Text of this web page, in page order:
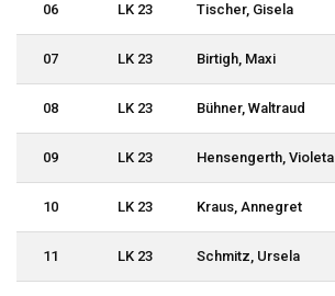
06 LK 23 Tischer, Gisela
07 LK 23 Birtigh, Maxi
08 LK 23 Bühner, Waltraud
09 LK 23 Hensengerth, Violeta
10 LK 23 Kraus, Annegret
11 LK 23 Schmitz, Ursela